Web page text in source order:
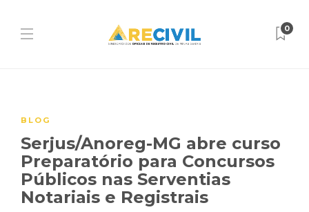
0
BLOG
Serjus/Anoreg-MG abre curso
Preparatório para Concursos
Públicos nas Serventias
Notariais e Registrais